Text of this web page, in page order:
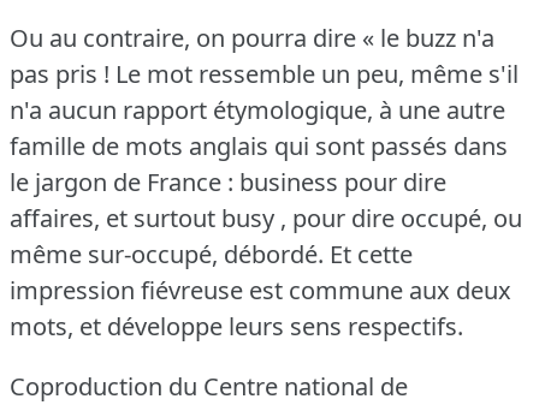
Ou au contraire, on pourra dire « le buzz n'a
pas pris ! Le mot ressemble un peu, même s'il
n'a aucun rapport étymologique, à une autre
famille de mots anglais qui sont passés dans
le jargon de France : business pour dire
affaires, et surtout busy , pour dire occupé, ou
même sur-occupé, débordé. Et cette
impression fiévreuse est commune aux deux
mots, et développe leurs sens respectifs.
Coproduction du Centre national de